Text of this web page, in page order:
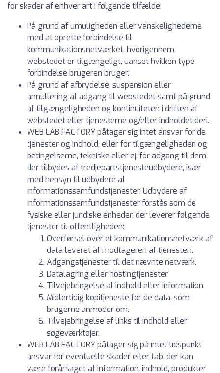
for skader af enhver art i følgende tilfælde:
På grund af umuligheden eller vanskelighederne
med at oprette forbindelse til
kommunikationsnetværket, hvorigennem
webstedet er tilgængeligt, uanset hvilken type
forbindelse brugeren bruger.
På grund af afbrydelse, suspension eller
annullering af adgang til webstedet samt på grund
af tilgængeligheden og kontinuiteten i driften af
webstedet eller tjenesterne og/eller indholdet deri.
WEB LAB FACTORY påtager sig intet ansvar for de
tjenester og indhold, eller for tilgængeligheden og
betingelserne, tekniske eller ej, for adgang til dem,
der tilbydes af tredjepartstjenesteudbydere, især
med hensyn til udbydere af
informationssamfundstjenester. Udbydere af
informationssamfundstjenester forstås som de
fysiske eller juridiske enheder, der leverer følgende
tjenester til offentligheden:
Overførsel over et kommunikationsnetværk af
data leveret af modtageren af tjenesten.
Adgangstjenester til det nævnte netværk.
Datalagring eller hostingtjenester
Tilvejebringelse af indhold eller information.
Midlertidig kopitjeneste for de data, som
brugerne anmoder om.
Tilvejebringelse af links til indhold eller
søgeværktøjer.
WEB LAB FACTORY påtager sig på intet tidspunkt
ansvar for eventuelle skader eller tab, der kan
være forårsaget af information, indhold, produkter